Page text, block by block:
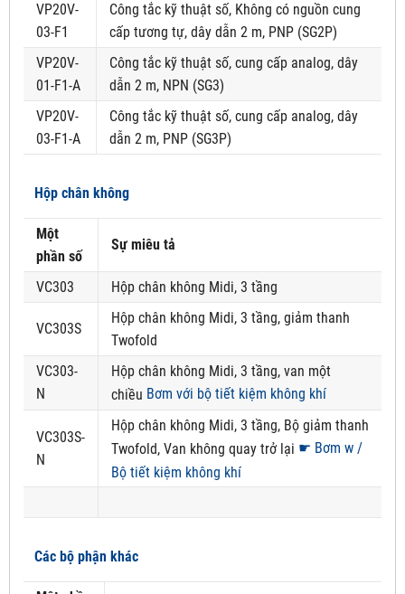
VP20V-
03-F1
Công tắc kỹ thuật số, Không có nguồn cung
cấp tương tự, dây dẫn 2 m, PNP (SG2P)
VP20V-
01-F1-A
Công tắc kỹ thuật số, cung cấp analog, dây
dẫn 2 m, NPN (SG3)
VP20V-
03-F1-A
Công tắc kỹ thuật số, cung cấp analog, dây
dẫn 2 m, PNP (SG3P)
Hộp chân không
Một
phần số
Sự miêu tả
VC303 Hộp chân không Midi, 3 tầng
VC303S
Hộp chân không Midi, 3 tầng, giảm thanh
Twofold
VC303-
N
Hộp chân không Midi, 3 tầng, van một
chiều Bơm với bộ tiết kiệm không khí
VC303S-
N
Hộp chân không Midi, 3 tầng, Bộ giảm thanh
Twofold, Van không quay trở lại ☛ Bơm w /
Bộ tiết kiệm không khí
Các bộ phận khác